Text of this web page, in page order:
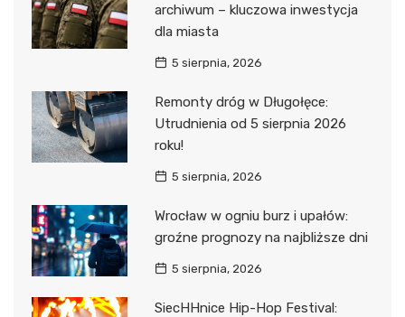
archiwum – kluczowa inwestycja
dla miasta
5 sierpnia, 2026
Remonty dróg w Długołęce:
Utrudnienia od 5 sierpnia 2026
roku!
5 sierpnia, 2026
Wrocław w ogniu burz i upałów:
groźne prognozy na najbliższe dni
5 sierpnia, 2026
SiecHHnice Hip-Hop Festival: